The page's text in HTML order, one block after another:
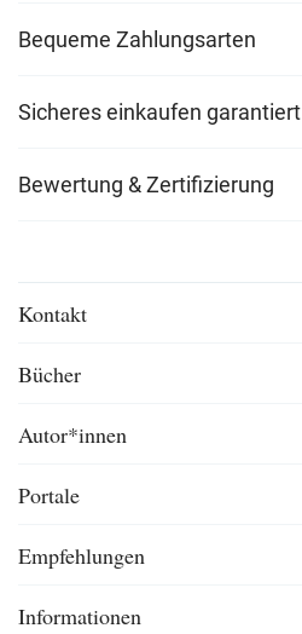
Bequeme Zahlungsarten
Sicheres einkaufen garantiert
Bewertung & Zertifizierung
Kontakt
Bücher
Autor*innen
Portale
Empfehlungen
Informationen